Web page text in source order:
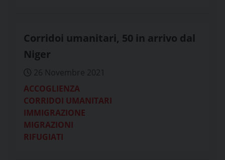
Corridoi umanitari, 50 in arrivo dal
Niger
26 Novembre 2021
ACCOGLIENZA
CORRIDOI UMANITARI
IMMIGRAZIONE
MIGRAZIONI
RIFUGIATI